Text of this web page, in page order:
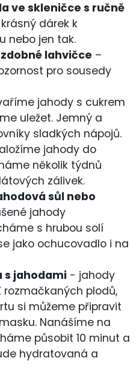
ve skleničce s ručně
dárek k
nebo jen tak.
lahvičce –
pro sousedy
jahody s cukrem
uležet. Jemný a
sladkých nápojů.
jahody do
několik týdnů
zálivek.
sůl nebo
jahody
s hrubou solí
jako ochucovadlo i na
s jahodami - jahody
rozmačkaných plodů,
si můžeme připravit
Nanášíme na
působit 10 minut a
hydratovaná a